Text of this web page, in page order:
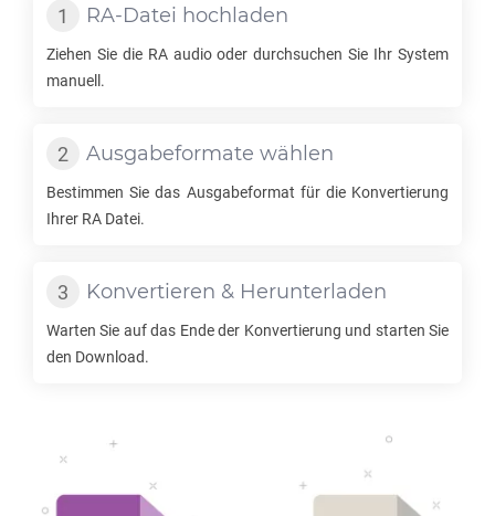
RA-Datei hochladen
Ziehen Sie die RAaudio oder durchsuchen Sie Ihr System
manuell.
Ausgabeformate wählen
Bestimmen Sie das Ausgabeformat für die Konvertierung
Ihrer RA Datei.
Konvertieren & Herunterladen
Warten Sie auf das Ende der Konvertierung und starten Sie
den Download.